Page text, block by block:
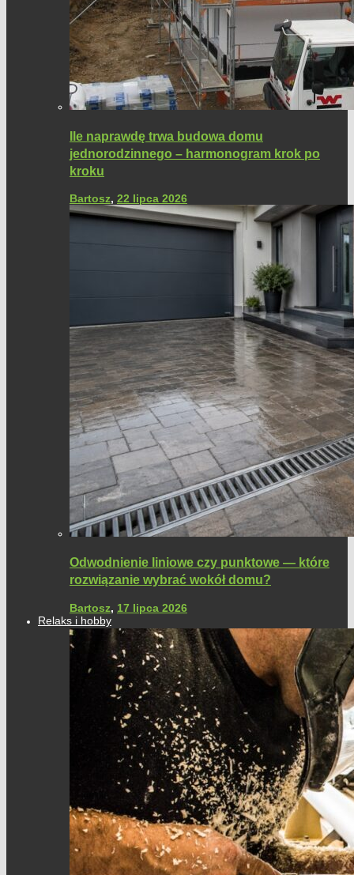
Ile naprawdę trwa budowa domu
jednorodzinnego – harmonogram krok po
kroku
Bartosz, 22 lipca 2026
Odwodnienie liniowe czy punktowe — które
rozwiązanie wybrać wokół domu?
Bartosz, 17 lipca 2026
Relaks i hobby